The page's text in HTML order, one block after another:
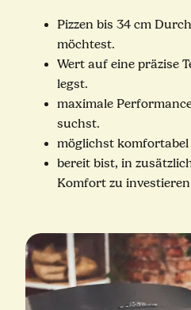
Pizzen bis 34 cm
möchtest.
Wert auf eine präzise
legst.
maximale
suchst.
möglichst komfortabel
bereit bist, in
Komfort zu